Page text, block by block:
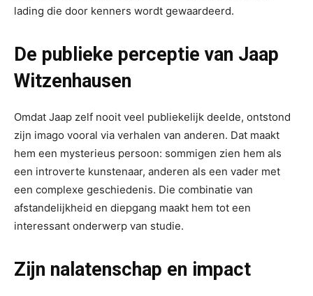
lading die door kenners wordt gewaardeerd.
De publieke perceptie van Jaap
Witzenhausen
Omdat Jaap zelf nooit veel publiekelijk deelde, ontstond
zijn imago vooral via verhalen van anderen. Dat maakt
hem een mysterieus persoon: sommigen zien hem als
een introverte kunstenaar, anderen als een vader met
een complexe geschiedenis. Die combinatie van
afstandelijkheid en diepgang maakt hem tot een
interessant onderwerp van studie.
Zijn nalatenschap en impact